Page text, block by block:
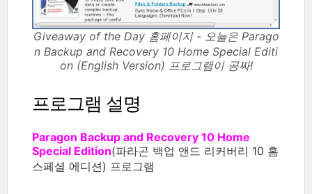
Giveaway of the Day 홈페이지 - 오늘은 Parago
n Backup and Recovery 10 Home Special Editi
on (English Version) 프로그램이 공짜!
프로그램 설명
Paragon Backup and Recovery 10 Home
Special Edition(파라곤 백업 앤드 리커버리 10 홈
스페셜 에디션) 프로그램